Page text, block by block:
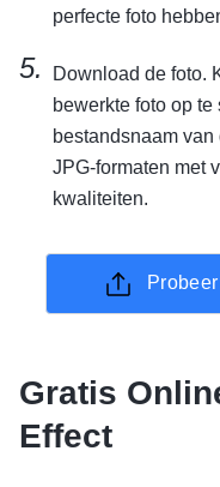
perfecte foto
Download de foto.
bewerkte foto op
bestandsnaam
JPG-formaten met
kwaliteiten.
Gratis
Effect